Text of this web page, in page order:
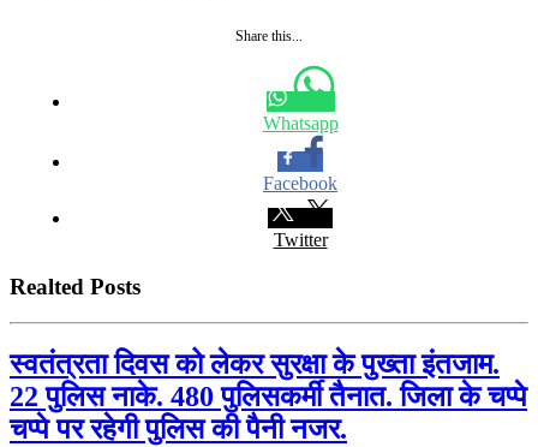
Share this...
Whatsapp
Facebook
Twitter
Realted Posts
स्वतंत्रता दिवस को लेकर सुरक्षा के पुख्ता इंतजाम.
22 पुलिस नाके. 480 पुलिसकर्मी तैनात. जिला के चप्पे
चप्पे पर रहेगी पुलिस की पैनी नजर.